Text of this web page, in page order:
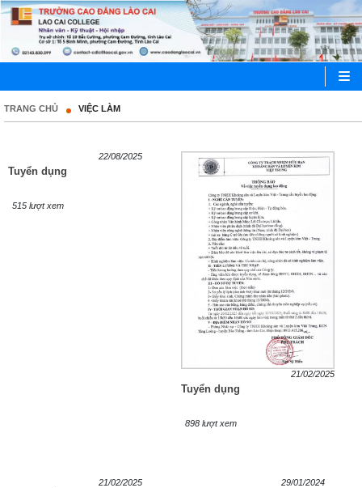
TRANG CHỦ VIỆC LÀM
22/08/2025
Tuyển dụng
515 lượt xem
21/02/2025
Tuyển dụng
898 lượt xem
21/02/2025 29/01/2024